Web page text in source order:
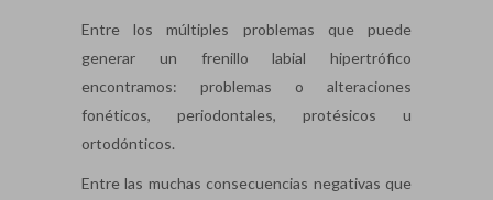
Entre los múltiples problemas que puede
generar un frenillo labial hipertrófico
encontramos: problemas o alteraciones
fonéticos, periodontales, protésicos u
ortodónticos.
Entre las muchas consecuencias negativas que